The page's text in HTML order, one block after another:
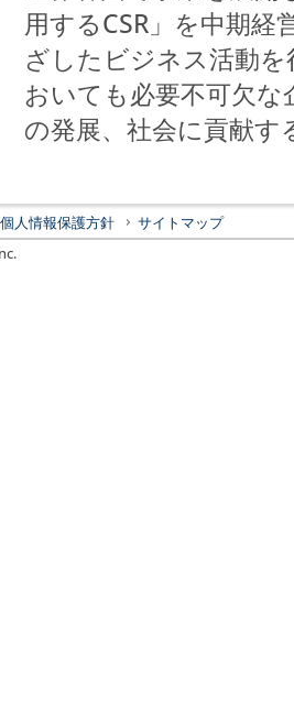
用するCSR」を中期
ざしたビジネス活動
おいても必要不可欠
の発展、社会に貢献
個人情報保護方針
サイトマップ